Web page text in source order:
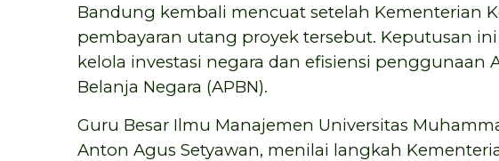
Bandung kembali mencuat setelah Kementerian
pembayaran utang proyek tersebut. Keputusan
kelola investasi negara dan efisiensi penggunaan
Belanja Negara (APBN).
Guru Besar Ilmu Manajemen Universitas
Anton Agus Setyawan, menilai langkah